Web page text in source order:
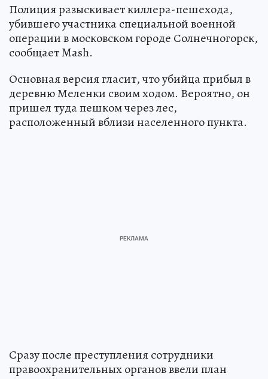
Полиция разыскивает киллера-пешехода,
убившего участника специальной военной
операции в московском городе Солнечногорск,
сообщает Mash.
Основная версия гласит, что убийца прибыл в
деревню Меленки своим ходом. Вероятно, он
пришел туда пешком через лес,
расположенный вблизи населенного пункта.
Сразу после преступления сотрудники
правоохранительных органов ввели план